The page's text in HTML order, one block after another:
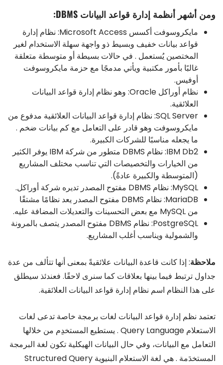
ومن أشهر أنظمة إدارة قواعد البيانات DBMS:
مايكروسوفت أكسس Microsoft Access: نظام إدارة
قواعد بيانات خفيف وبسيط ذو واجهة سهلة الاستخدام لغير
المختصين يُستعمل . في حالات بسيطة أو متوسطة متعلقة
غالبًا بأمور مكتبية ويأتي مدمجًا مع حزمة مايكروسوفت
أوفيس.
نظام أوراكل Oracle: وهو نظام إدارة قواعد البيانات
العلائقية.
SQL Server: نظام إدارة قواعد البيانات العلائقية مدفوع من
مايكروسوفت وهو قادر على التعامل مع كم بيانات ضخم .
ما يجعله مناسبًا للشركات الكبيرة.
IBM Db2: نظام DBMS متطور من شركة IBM يوفر الكثير
من الخيارات والتخصيصات التي تناسب مختلف المشاريع
(المتوسطة والكبيرة عادةً).
MySQL: نظام DBMS مفتوح المصدر تديره شركة أوراكل.
MariaDB: نظام DBMS مفتوح المصدر يعد نظامًا مشتقًا
من MySQL مع بعض التحسينات والتعديلات المضافة عليه.
PostgreSQL: نظام DBMS مفتوح المصدر يتصف بالمرونة
والشمولية ويناسب أغلب المشاريع.
ملاحظة: إذا كانت قاعدة البيانات علائقيةً بمعنى أنها تتألف من عدة
جداول ترتبط فيما بينها بعلاقات كما سنرى لاحقًا. فعندئذ سيطلق
على هذا النظام اسم نظام إدارة قواعد البيانات العلائقية.
تعتمد نظم إدارة قواعد البيانات لغات برمجة خاصة تدعى لغات
الاستعلام Query Language . يستطيع المستخدِم من خلالها
التعامل مع البيانات، وفي حال البيانات الهيكلية تكون لغة البرمجة
المستخدَمة . هي لغة الاستعلام البنيوية Structured Query